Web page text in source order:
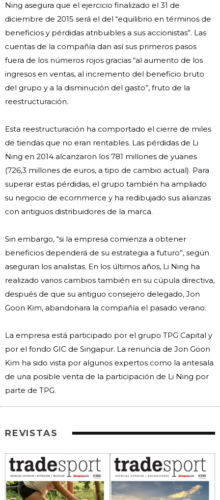
Ning asegura que el ejercicio finalizado el 31 de
diciembre de 2015 será el del “equilibrio en términos de
beneficios y pérdidas atribuibles a sus accionistas”. Las
cuentas de la compañía dan así sus primeros pasos
fuera de los números rojos gracias “al aumento de los
ingresos en ventas, al incremento del beneficio bruto
del grupo y a la disminución del gasto”, fruto de la
reestructuración.
Esta reestructuración ha comportado el cierre de miles
de tiendas que no eran rentables. Las pérdidas de Li
Ning en 2014 alcanzaron los 781 millones de yuanes
(726,3 millones de euros, a tipo de cambio actual). Para
superar estas pérdidas, el grupo también ha ampliado
su negocio de ecommerce y ha redibujado sus alianzas
con antiguos distribuidores de la marca.
Sin embargo, “si la empresa comienza a obtener
beneficios dependerá de su estrategia a futuro”, según
aseguran los analistas. En los últimos años, Li Ning ha
realizado varios cambios también en su cúpula directiva,
después de que su antiguo consejero delegado, Jon
Goon Kim, abandonara la compañía el pasado verano.
La empresa está participado por el grupo TPG Capital y
por el fondo GIC de Singapur. La renuncia de Jon Goon
Kim ha sido vista por algunos expertos como la antesala
de una posible venta de la participación de Li Ning por
parte de TPG.
REVISTAS